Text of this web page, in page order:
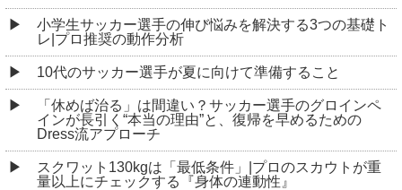
小学生サッカー選手の伸び悩みを解決する3つの基礎ト
レ|プロ推奨の動作分析
10代のサッカー選手が夏に向けて準備すること
「休めば治る」は間違い？サッカー選手のグロインペ
インが長引く“本当の理由”と、復帰を早めるための
Dress流アプローチ
スクワット130kgは「最低条件」|プロのスカウトが重
量以上にチェックする『身体の連動性』